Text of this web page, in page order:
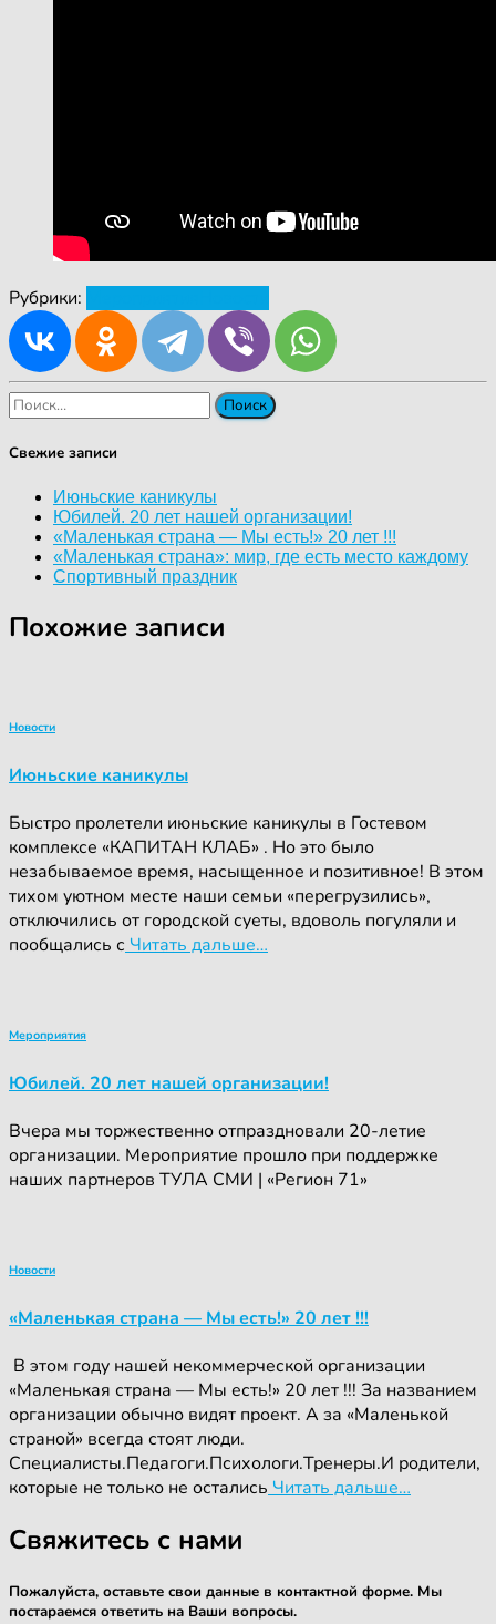
Рубрики:
Найти:
Свежие записи
Июньские каникулы
Юбилей. 20 лет нашей организации!
«Маленькая страна — Мы есть!» 20 лет !!!
«Маленькая страна»: мир, где есть место каждому
Спортивный праздник
Похожие записи
Новости
Июньские каникулы
Быстро пролетели июньские каникулы в Гостевом
комплексе «КАПИТАН КЛАБ» . Но это было
незабываемое время, насыщенное и позитивное! В этом
тихом уютном месте наши семьи «перегрузились»,
отключились от городской суеты, вдоволь погуляли и
пообщались с Читать дальше…
Мероприятия
Юбилей. 20 лет нашей организации!
Вчера мы торжественно отпраздновали 20-летие
организации. Мероприятие прошло при поддержке
наших партнеров ТУЛА СМИ | «Регион 71»
Новости
«Маленькая страна — Мы есть!» 20 лет !!!
‍ ‍В этом году нашей некоммерческой организации
«Маленькая страна — Мы есть!» 20 лет !!! За названием
организации обычно видят проект. А за «Маленькой
страной» всегда стоят люди.
Специалисты.Педагоги.Психологи.Тренеры.И родители,
которые не только не остались Читать дальше…
Свяжитесь с нами
Пожалуйста, оставьте свои данные в контактной форме. Мы
постараемся ответить на Ваши вопросы.